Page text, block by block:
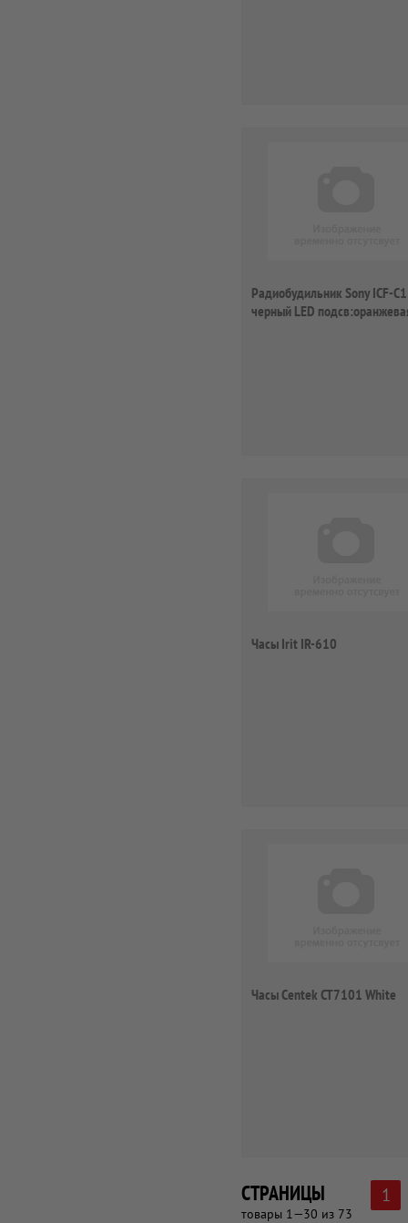
Радиобудильник Sony ICF-C1
черный LED
Часы Irit IR-610
Часы Centek CT7101 White
СТРАНИЦЫ
товары 1—30 из 73
1